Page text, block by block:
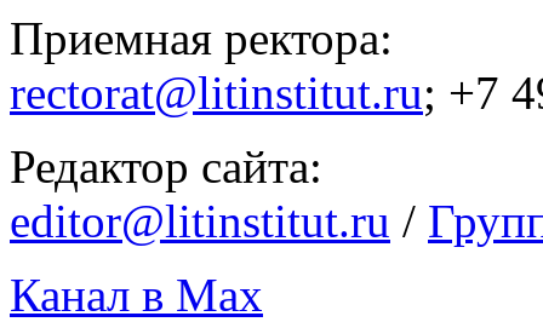
Приемная ректора:
rectorat@litinstitut.ru; +7
Редактор сайта:
editor@litinstitut.ru /
Канал в Max